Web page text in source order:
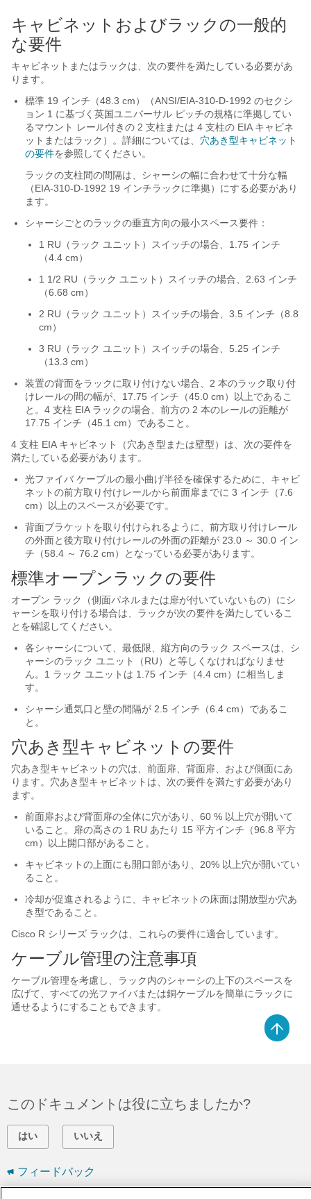
キャビネットおよびラックの一般的
な要件
キャビネットまたはラックは、次の要件を満たしている必要があ
ります。
標準 19 インチ（48.3 cm）（ANSI/EIA-310-D-1992 のセクシ
ョン 1 に基づく英国ユニバーサル ピッチの規格に準拠してい
るマウント レール付きの 2 支柱または 4 支柱の EIA キャビネ
ットまたはラック）。詳細については、 穴あき型キャビネット
の要件を参照してください。
ラックの支柱間の間隔は、シャーシの幅に合わせて十分な幅
（EIA-310-D-1992 19 インチラックに準拠）にする必要があり
ます。
シャーシごとのラックの垂直方向の最小スペース要件：
1 RU（ラック ユニット）スイッチの場合、1.75 インチ
（4.4 cm）
1 1/2 RU（ラック ユニット）スイッチの場合、2.63 インチ
（6.68 cm）
2 RU（ラック ユニット）スイッチの場合、3.5 インチ（8.8
cm）
3 RU（ラック ユニット）スイッチの場合、5.25 インチ
（13.3 cm）
装置の背面をラックに取り付けない場合、2 本のラック取り付
けレールの間の幅が、17.75 インチ（45.0 cm）以上であるこ
と。4 支柱 EIA ラックの場合、前方の 2 本のレールの距離が
17.75 インチ（45.1 cm）であること。
4 支柱 EIA キャビネット（穴あき型または壁型）は、次の要件を
満たしている必要があります。
光ファイバ ケーブルの最小曲げ半径を確保するために、キャビ
ネットの前方取り付けレールから前面扉までに 3 インチ（7.6
cm）以上のスペースが必要です。
背面ブラケットを取り付けられるように、前方取り付けレール
の外面と後方取り付けレールの外面の距離が 23.0 ～ 30.0 イン
チ（58.4 ～ 76.2 cm）となっている必要があります。
標準オープンラックの要件
オープン ラック（側面パネルまたは扉が付いていないもの）にシ
ャーシを取り付ける場合は、ラックが次の要件を満たしているこ
とを確認してください。
各シャーシについて、最低限、縦方向のラック スペースは、シ
ャーシのラック ユニット（RU）と等しくなければなりませ
ん。1 ラック ユニットは 1.75 インチ（4.4 cm）に相当しま
す。
シャーシ通気口と壁の間隔が 2.5 インチ（6.4 cm）であるこ
と。
穴あき型キャビネットの要件
穴あき型キャビネットの穴は、前面扉、背面扉、および側面にあ
ります。穴あき型キャビネットは、次の要件を満たす必要があり
ます。
前面扉および背面扉の全体に穴があり、60 % 以上穴が開いて
いること。扉の高さの 1 RU あたり 15 平方インチ（96.8 平方
cm）以上開口部があること。
キャビネットの上面にも開口部があり、20% 以上穴が開いてい
ること。
冷却が促進されるように、キャビネットの床面は開放型か穴あ
き型であること。
Cisco R シリーズ ラックは、これらの要件に適合しています。
ケーブル管理の注意事項
ケーブル管理を考慮し、ラック内のシャーシの上下のスペースを
広げて、すべての光ファイバまたは銅ケーブルを簡単にラックに
通せるようにすることもできます。
このドキュメントは役に立ちましたか?
はい いいえ
フィードバック